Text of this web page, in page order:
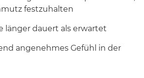
festzuhalten
länger dauert als erwartet
angenehmes Gefühl in der